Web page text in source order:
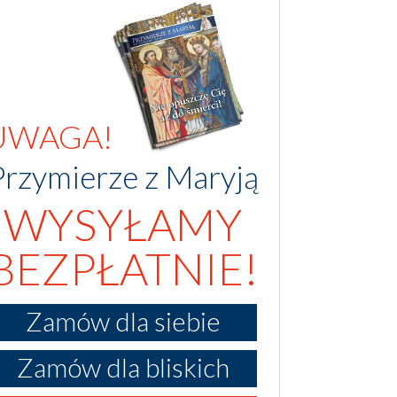
z Maryją
WYSYŁAMY
Zamów dla siebie
Zamów dla bliskich